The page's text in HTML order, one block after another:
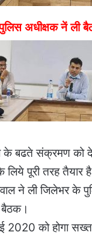
अधीक्षक नें ली
के बढते संक्रमण को
पूरी तरह तैयार
ने ली जिलेभर के
बैठक।
को होगा